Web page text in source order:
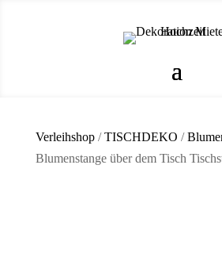
Verleihshop/TISCHDEKO /
Blumenstange über dem Tisch